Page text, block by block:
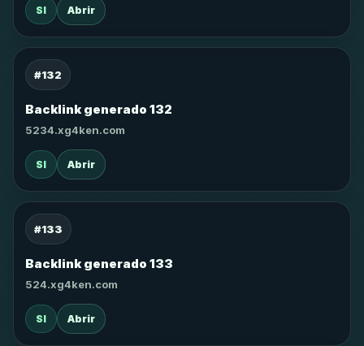
SI Abrir
#132
Backlink generado 132
5234.xg4ken.com
SI Abrir
#133
Backlink generado 133
524.xg4ken.com
SI Abrir